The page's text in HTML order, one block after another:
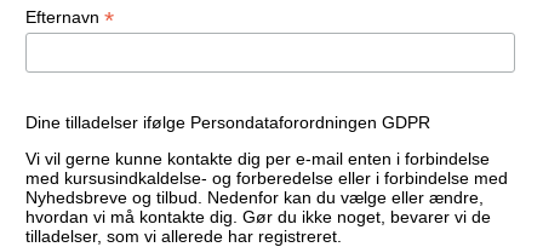
Efternavn *
Dine tilladelser ifølge Persondataforordningen GDPR
Vi vil gerne kunne kontakte dig per e-mail enten i forbindelse
med kursusindkaldelse- og forberedelse eller i forbindelse med
Nyhedsbreve og tilbud. Nedenfor kan du vælge eller ændre,
hvordan vi må kontakte dig. Gør du ikke noget, bevarer vi de
tilladelser, som vi allerede har registreret.